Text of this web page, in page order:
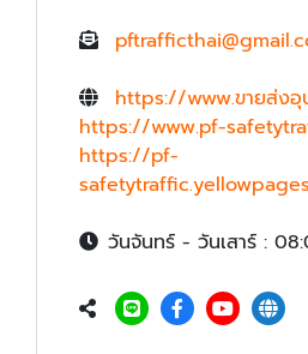
https://www.ขายส่งอุ
https://www.pf-
https://pf-
วันจันทร์ - วันเสาร์ :